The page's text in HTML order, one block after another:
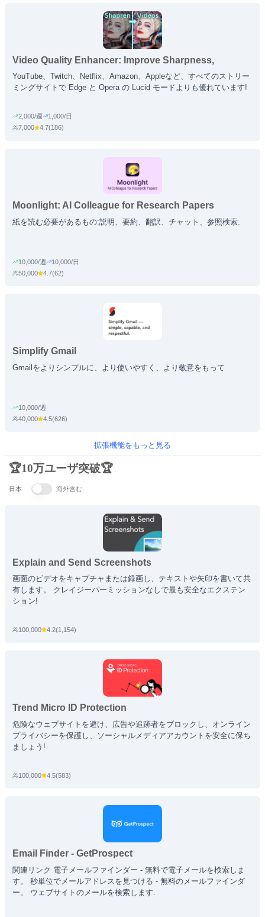
Video Quality Enhancer: Improve Sharpness,
Lighting, Gamma and Saturation
YouTube、Twitch、Netflix、Amazon、Appleなど、すべてのストリー
ミングサイトで Edge と Opera の Lucid モードよりも優れています!
2,000/週
1,000/日
7,000
4.7(186)
Moonlight: AI Colleague for Research Papers
紙を読む必要があるもの:説明、要約、翻訳、チャット、参照検索.
10,000/週
10,000/日
50,000
4.7(62)
Simplify Gmail
Gmailをよりシンプルに、より使いやすく、より敬意をもって
10,000/週
40,000
4.5(626)
拡張機能をもっと見る
🏆10万ユーザ突破🏆
日本 海外含む
Explain and Send Screenshots
画面のビデオをキャプチャまたは録画し、テキストや矢印を書いて共
有します。 クレイジーパーミッションなしで最も安全なエクステン
ション!
100,000 4.2(1,154)
Trend Micro ID Protection
危険なウェブサイトを避け、広告や追跡者をブロックし、オンライン
プライバシーを保護し、ソーシャルメディアアカウントを安全に保ち
ましょう!
100,000 4.5(583)
Email Finder - GetProspect
関連リンク 電子メールファインダー - 無料で電子メールを検索しま
す。 秒単位でメールアドレスを見つける - 無料のメールファインダ
ー。 ウェブサイトのメールを検索します.